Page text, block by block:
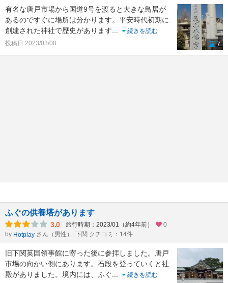
有名な唐戸市場から国道9号を渡ると大きな鳥居が
あるのですぐに場所は分かります。平安時代初期に
創建された神社で歴史があります
続きを読む
投稿日:2023/03/08
7
ふぐの供養塔があります
3.0 旅行時期：2023/01（約4年前）
0
by Hotplay さん（男性） 下関 クチコミ：14件
旧下関英国領事館に寄った後に参拝しました。唐戸
市場の向かい側にあります。石段を登っていくと社
殿がありました。境内には、ふぐ
続きを読む